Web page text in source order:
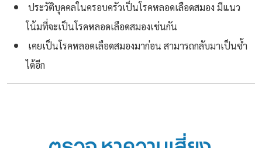
ประวัติบุคคลในครอบครัวเป็นโรคหลอดเลือดสมอง มีแนว
โน้มที่จะเป็นโรคหลอดเลือดสมองเช่นกัน
เคยเป็นโรคหลอดเลือดสมองมาก่อน สามารถกลับมาเป็นซ้ำ
ได้อีก